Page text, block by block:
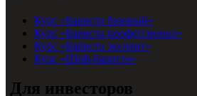
Курс «Бариста базовый»
Курс «Бариста профессионал»
Курс «Бариста эксперт»
Курс «Шеф-бариста»
Для инвесторов